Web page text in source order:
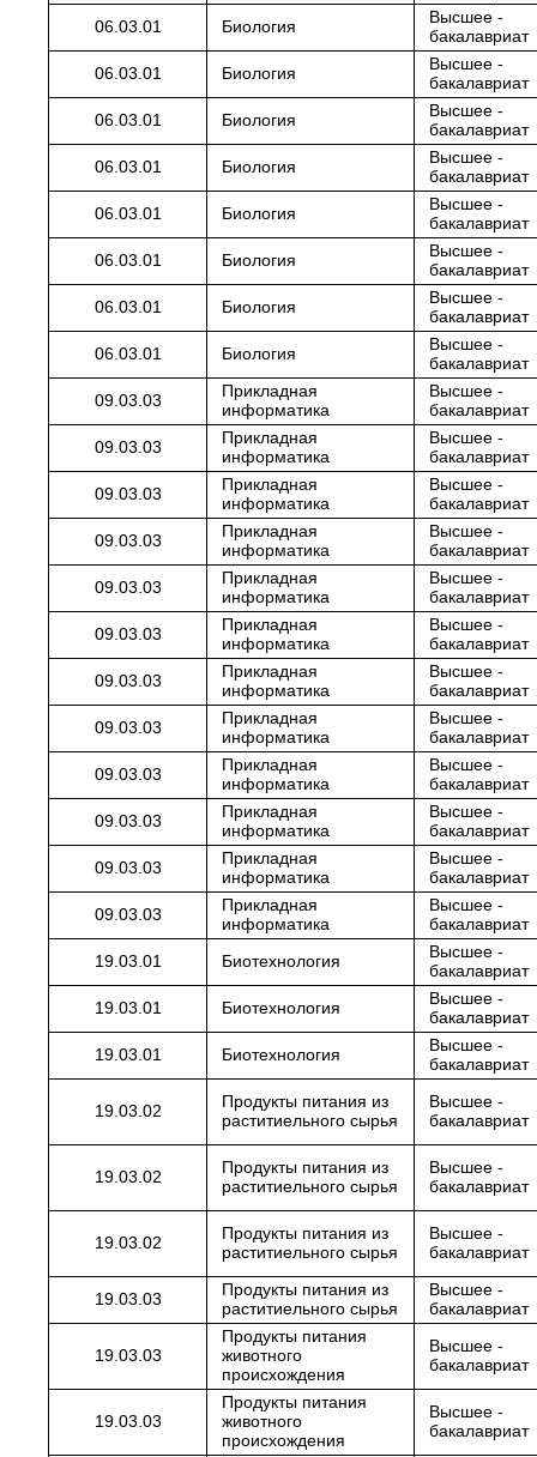
06.03.01
Биология
Высшее -
бакалавриат
06.03.01
Биология
Высшее -
бакалавриат
06.03.01
Биология
Высшее -
бакалавриат
06.03.01
Биология
Высшее -
бакалавриат
06.03.01
Биология
Высшее -
бакалавриат
06.03.01
Биология
Высшее -
бакалавриат
06.03.01
Биология
Высшее -
бакалавриат
06.03.01
Биология
Высшее -
бакалавриат
09.03.03
Прикладная
информатика
Высшее -
бакалавриат
09.03.03
Прикладная
информатика
Высшее -
бакалавриат
09.03.03
Прикладная
информатика
Высшее -
бакалавриат
09.03.03
Прикладная
информатика
Высшее -
бакалавриат
09.03.03
Прикладная
информатика
Высшее -
бакалавриат
09.03.03
Прикладная
информатика
Высшее -
бакалавриат
09.03.03
Прикладная
информатика
Высшее -
бакалавриат
09.03.03
Прикладная
информатика
Высшее -
бакалавриат
09.03.03
Прикладная
информатика
Высшее -
бакалавриат
09.03.03
Прикладная
информатика
Высшее -
бакалавриат
09.03.03
Прикладная
информатика
Высшее -
бакалавриат
09.03.03
Прикладная
информатика
Высшее -
бакалавриат
19.03.01
Биотехнология
Высшее -
бакалавриат
19.03.01
Биотехнология
Высшее -
бакалавриат
19.03.01
Биотехнология
Высшее -
бакалавриат
19.03.02
Продукты питания из
раститиельного сырья
Высшее -
бакалавриат
19.03.02
Продукты питания из
раститиельного сырья
Высшее -
бакалавриат
19.03.02
Продукты питания из
раститиельного сырья
Высшее -
бакалавриат
19.03.03
Продукты питания из
раститиельного сырья
Высшее -
бакалавриат
19.03.03
Продукты питания
животного
происхождения
Высшее -
бакалавриат
19.03.03
Продукты питания
животного
происхождения
Высшее -
бакалавриат